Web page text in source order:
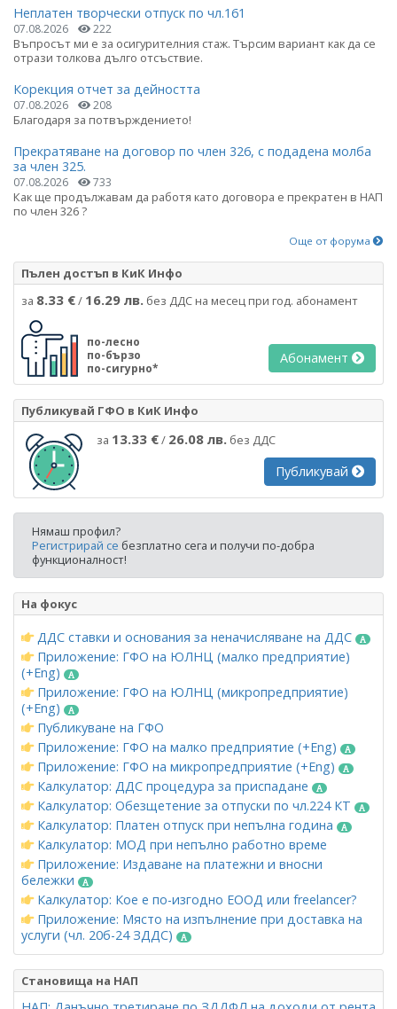
Неплатен творчески отпуск по чл.161
07.08.2026 222
Въпросът ми е за осигурителния стаж. Търсим вариант как да се
отрази толкова дълго отсъствие.
Корекция отчет за дейността
07.08.2026 208
Благодаря за потвърждението!
Прекратяване на договор по член 326, с подадена молба
за член 325.
07.08.2026 733
Как ще продължавам да работя като договора е прекратен в НАП
по член 326 ?
Още от форума
Пълен достъп в КиК Инфо
за 8.33 €/ 16.29 лв. без ДДС на месец при год. абонамент
по-лесно
по-бързо
по-сигурно*
Абонамент
Публикувай ГФО в КиК Инфо
за 13.33 €/ 26.08 лв. без ДДС
Публикувай
Нямаш профил?
Регистрирай се безплатно сега и получи по-добра
функционалност!
На фокус
ДДС ставки и основания за неначисляване на ДДС
Приложение: ГФО на ЮЛНЦ (малко предприятие)
(+Eng)
Приложение: ГФО на ЮЛНЦ (микропредприятие)
(+Eng)
Публикуване на ГФО
Приложение: ГФО на малко предприятие (+Eng)
Приложение: ГФО на микропредприятие (+Eng)
Калкулатор: ДДС процедура за приспадане
Калкулатор: Обезщетение за отпуски по чл.224 КТ
Калкулатор: Платен отпуск при непълна година
Калкулатор: МОД при непълно работно време
Приложение: Издаване на платежни и вносни
бележки
Калкулатор: Кое е по-изгодно ЕООД или freelancer?
Приложение: Място на изпълнение при доставка на
услуги (чл. 20б-24 ЗДДС)
Становища на НАП